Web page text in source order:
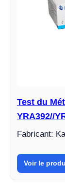
Test du
YRA392//
Fabricant:
Voir le